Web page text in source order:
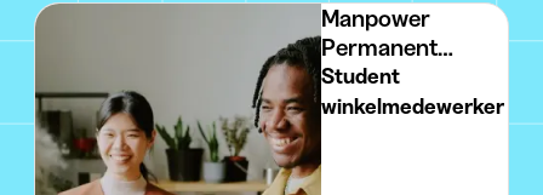
Manpower
Permanent
Placement
Student
winkelmedewerker